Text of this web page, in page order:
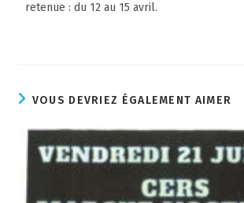
retenue : du 12 au 15 avril.
VOUS DEVRIEZ ÉGALEMENT AIMER